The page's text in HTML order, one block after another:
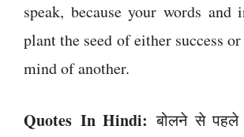
speak, because your words and
plant the seed of either success
mind of another.
Quotes In Hindi: बोलने से पहले